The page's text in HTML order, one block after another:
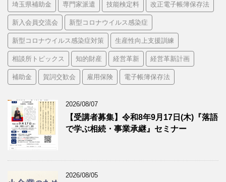
埼玉県補助金 専門家派遣 技能検定料 改正電子帳簿保存法
新入会員交流会 新型コロナウイルス感染症
新型コロナウイルス感染症対策 生産性向上支援訓練
相談所トピックス 知的財産 経営革新 経営革新計画
補助金 賀詞交歓会 雇用保険 電子帳簿保存法
2026/08/07
【受講者募集】令和8年9月17日(木)『落語
で学ぶ相続・事業承継』セミナー
2026/08/05